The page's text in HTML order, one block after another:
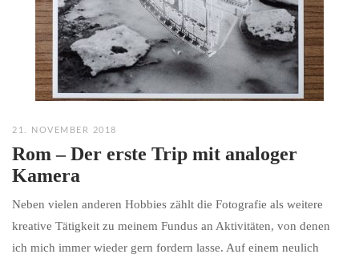
21. NOVEMBER 2018
Rom – Der erste Trip mit analoger
Kamera
Neben vielen anderen Hobbies zählt die Fotografie als weitere
kreative Tätigkeit zu meinem Fundus an Aktivitäten, von denen
ich mich immer wieder gern fordern lasse. Auf einem neulich